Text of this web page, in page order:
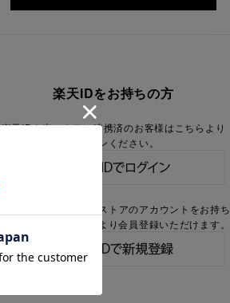
楽天IDをお持ちの方
楽天IDを当ストアに連携済のお客様はこちらより
ログインください。
楽天IDをお持ちで、当ストアのアカウントをお持ち
でないお客様はこちらより会員登録いただけます。